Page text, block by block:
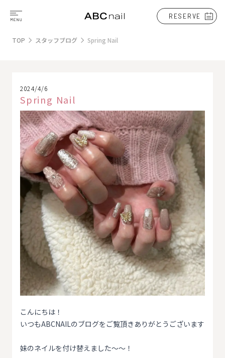
RESERVE
TOP スタッフブログ Spring Nail
2024/4/6
Spring Nail
こんにちは！
いつもABCNAILのブログをご覧頂きありがとうございます
妹のネイルを付け替えました〜〜！